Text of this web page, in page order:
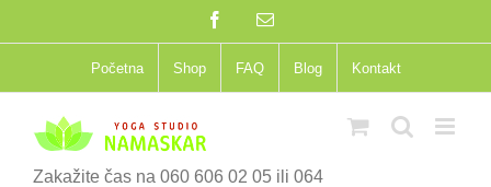
FacebookEmail
Početna Shop FAQ Blog Kontakt
Zakažite čas na 060 606 02 05 ili 064